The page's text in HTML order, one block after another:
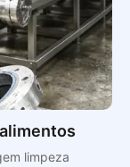
limpeza